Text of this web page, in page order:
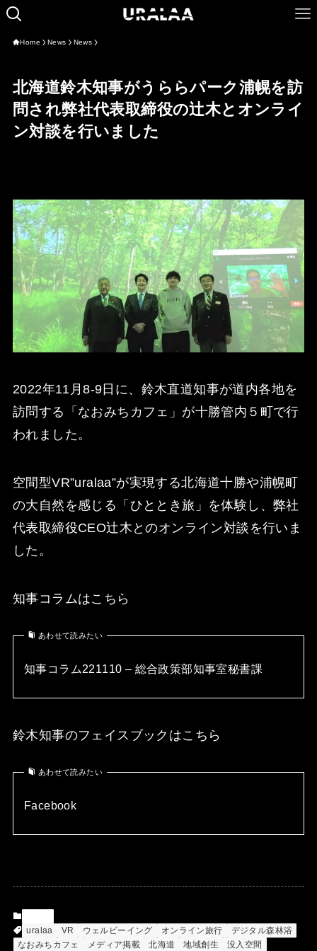
Home News News
北海道鈴木知事がうららパーク浦幌を訪
問され弊社代表取締役の辻木とオンライ
ン対談を行いました
2022年11月8‐9日に、鈴木直道知事が道内各地を
訪問する「なおみちカフェ」が十勝管内５町で行
われました。
空間型VR”uralaa”が実現する北海道十勝や浦幌町
の大自然を感じる「ひととき旅」を体験し、弊社
代表取締役CEO辻木とのオンライン対談を行いま
した。
知事コラムはこちら
あわせて読みたい
知事コラム221110 – 総合政策部知事室秘書課
鈴木知事のフェイスブックはこちら
あわせて読みたい
Facebook
uralaa
VR ウェルビーイング オンライン旅行
デジタル森林浴
なおみちカフェ
メディア掲載 北海道 地域創生 没入空間